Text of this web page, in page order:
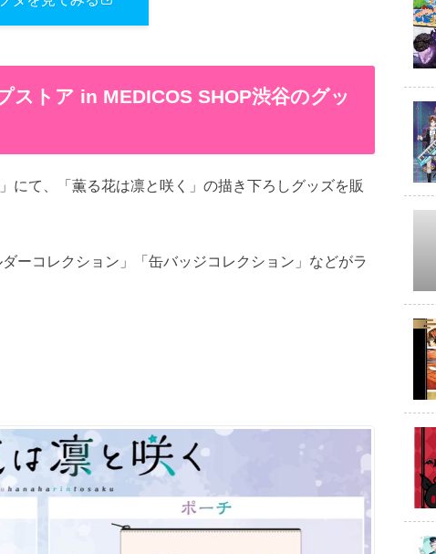
ストア in MEDICOS SHOP渋谷のグッ
にて、「薫る花は凛と咲く」の描き下ろしグッズを販
ーコレクション」「缶バッジコレクション」などがラ